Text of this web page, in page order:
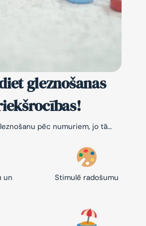
gleznošanas
pēc numuriem, jo tā…
un
Stimulē radošumu